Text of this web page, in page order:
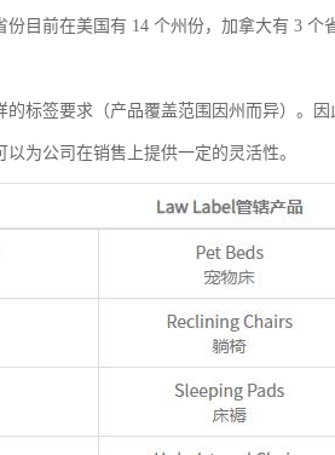
目前在美国有 14 个州份，加拿大有 3 个
标签要求（产品覆盖范围因州而异）。
为公司在销售上提供一定的灵活性。